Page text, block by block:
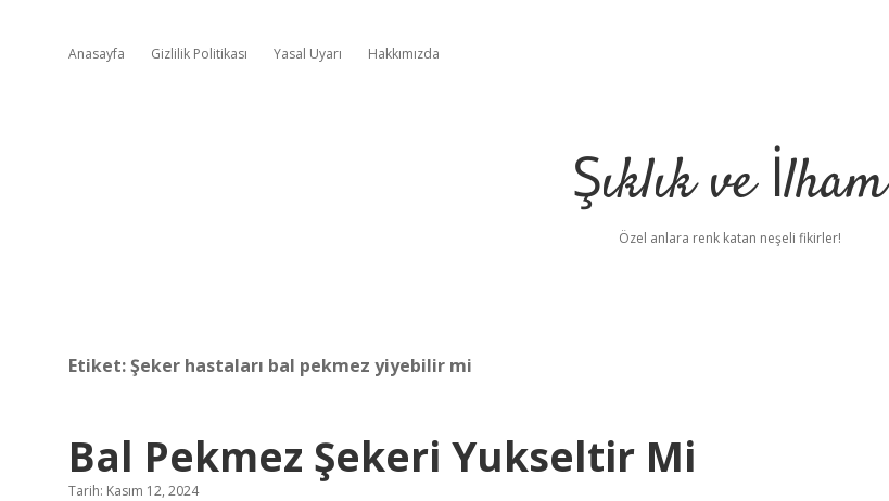
Anasayfa Gizlilik Politikası Yasal Uyarı Hakkımızda
Şıklık ve İlham
Özel anlara renk katan neşeli fikirler!
Etiket:Şeker hastaları bal pekmez yiyebilir mi
Bal Pekmez Şekeri Yukseltir Mi
Tarih: Kasım 12, 2024